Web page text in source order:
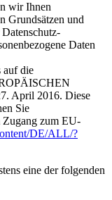
wir Ihnen
Grundsätzen und
Daten
auf die
April 2016. Diese
Sie
Zugang zum EU-
DE/ALL/?
eine der folgenden